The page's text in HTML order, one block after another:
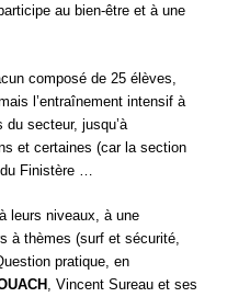
au bien-être et à une
composé de 25 élèves,
l’entraînement intensif à
secteur, jusqu’à
et certaines (car la section
Finistère …
leurs niveaux, à une
à thèmes (surf et sécurité,
pratique, en
, Vincent Sureau et ses